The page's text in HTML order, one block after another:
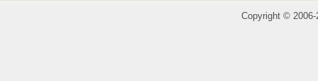
Copyright ©